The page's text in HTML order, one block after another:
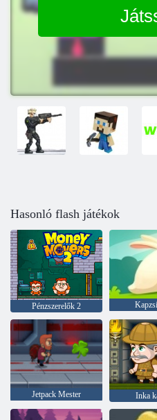
Hasonló flash játékok
Pénzszerelők 2
Jetpack Mester Inka